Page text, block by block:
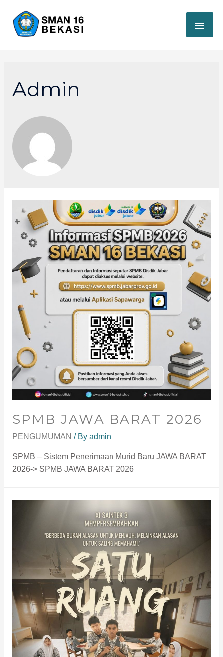
Admin
SPMB JAWA BARAT 2026
PENGUMUMAN / By admin
SPMB – Sistem Penerimaan Murid Baru JAWA BARAT
2026-> SPMB JAWA BARAT 2026